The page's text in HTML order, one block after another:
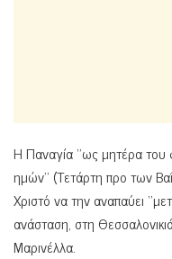
Η Παναγία ‘’ως μητέρα
ημών’’ (Τετάρτη προ των
Χριστό να την αναπαύει
ανάσταση, στη
Μαρινέλλα.